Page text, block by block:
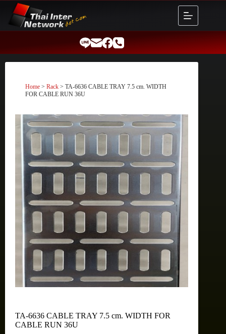
content
Home > Rack > TA-6636 CABLE TRAY 7.5 cm. WIDTH
FOR CABLE RUN 36U
TA-6636 CABLE TRAY 7.5 cm. WIDTH FOR
CABLE RUN 36U